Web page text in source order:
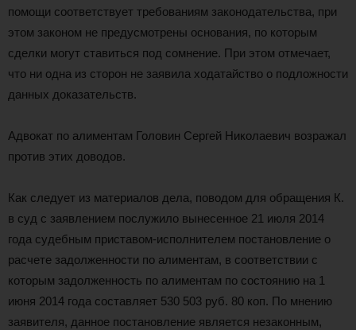
помощи соответствует требованиям законодательства, при
этом законом не предусмотрены основания, по которым
сделки могут ставиться под сомнение. При этом отмечает,
что ни одна из сторон не заявила ходатайство о подложности
данных доказательств.
Адвокат по алиментам Головин Сергей Николаевич возражал
против этих доводов.
Как следует из материалов дела, поводом для обращения К.
в суд с заявлением послужило вынесенное 21 июля 2014
года судебным приставом-исполнителем постановление о
расчете задолженности по алиментам, в соответствии с
которым задолженность по алиментам по состоянию на 1
июня 2014 года составляет 530 503 руб. 80 коп. По мнению
заявителя, данное постановление является незаконным,